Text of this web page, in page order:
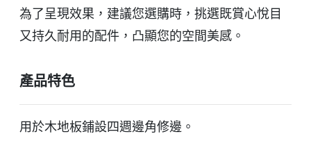
為了呈現效果，建議您選購時，挑選既賞心悅目
又持久耐用的配件，凸顯您的空間美感。
產品特色
用於木地板鋪設四週邊角修邊。